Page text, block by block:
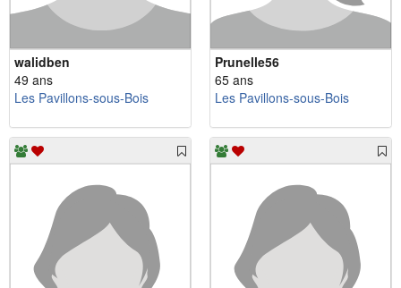
walidben
49 ans
Les Pavillons-sous-Bois
Prunelle56
65 ans
Les Pavillons-sous-Bois